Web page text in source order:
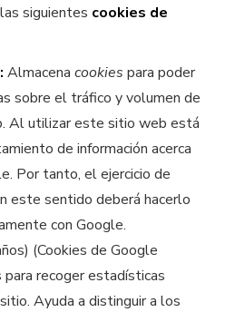
siguientes cookies de
Almacena cookies para poder
sobre el tráfico y volumen de
Al utilizar este sitio web está
de información acerca
Por tanto, el ejercicio de
este sentido deberá hacerlo
con Google.
(Cookies de Google
recoger estadísticas
Ayuda a distinguir a los